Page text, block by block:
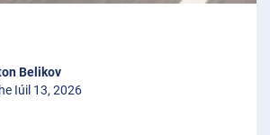
Belikov
Iúil 13, 2026